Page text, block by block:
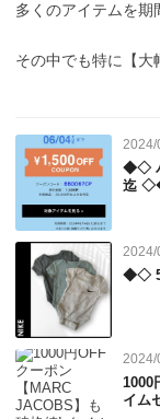
多くのアイテムを期
その中でも特に【大
↓↓↓↓↓↓↓↓↓■■■ 大
■■■【メンズ】■■■
■■■【キッズ】■■■
■■■【その他】■■■
■■■【レディース】
2024/
◆◇
迄
2024/
◆◇
2024/
1000
イム